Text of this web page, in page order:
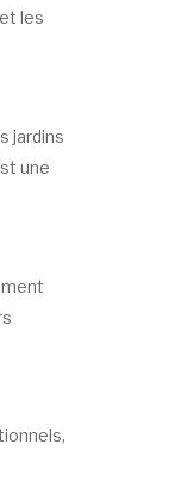
et les
jardins
une